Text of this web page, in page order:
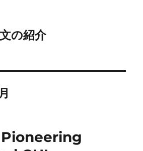
の紹介
Pioneering